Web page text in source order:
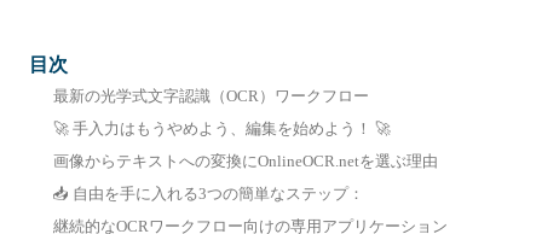
目次
最新の光学式文字認識（OCR）ワークフロー
🚀 手入力はもうやめよう、編集を始めよう！ 🚀
画像からテキストへの変換にOnlineOCR.netを選ぶ理由
📥 自由を手に入れる3つの簡単なステップ：
継続的なOCRワークフロー向けの専用アプリケーション